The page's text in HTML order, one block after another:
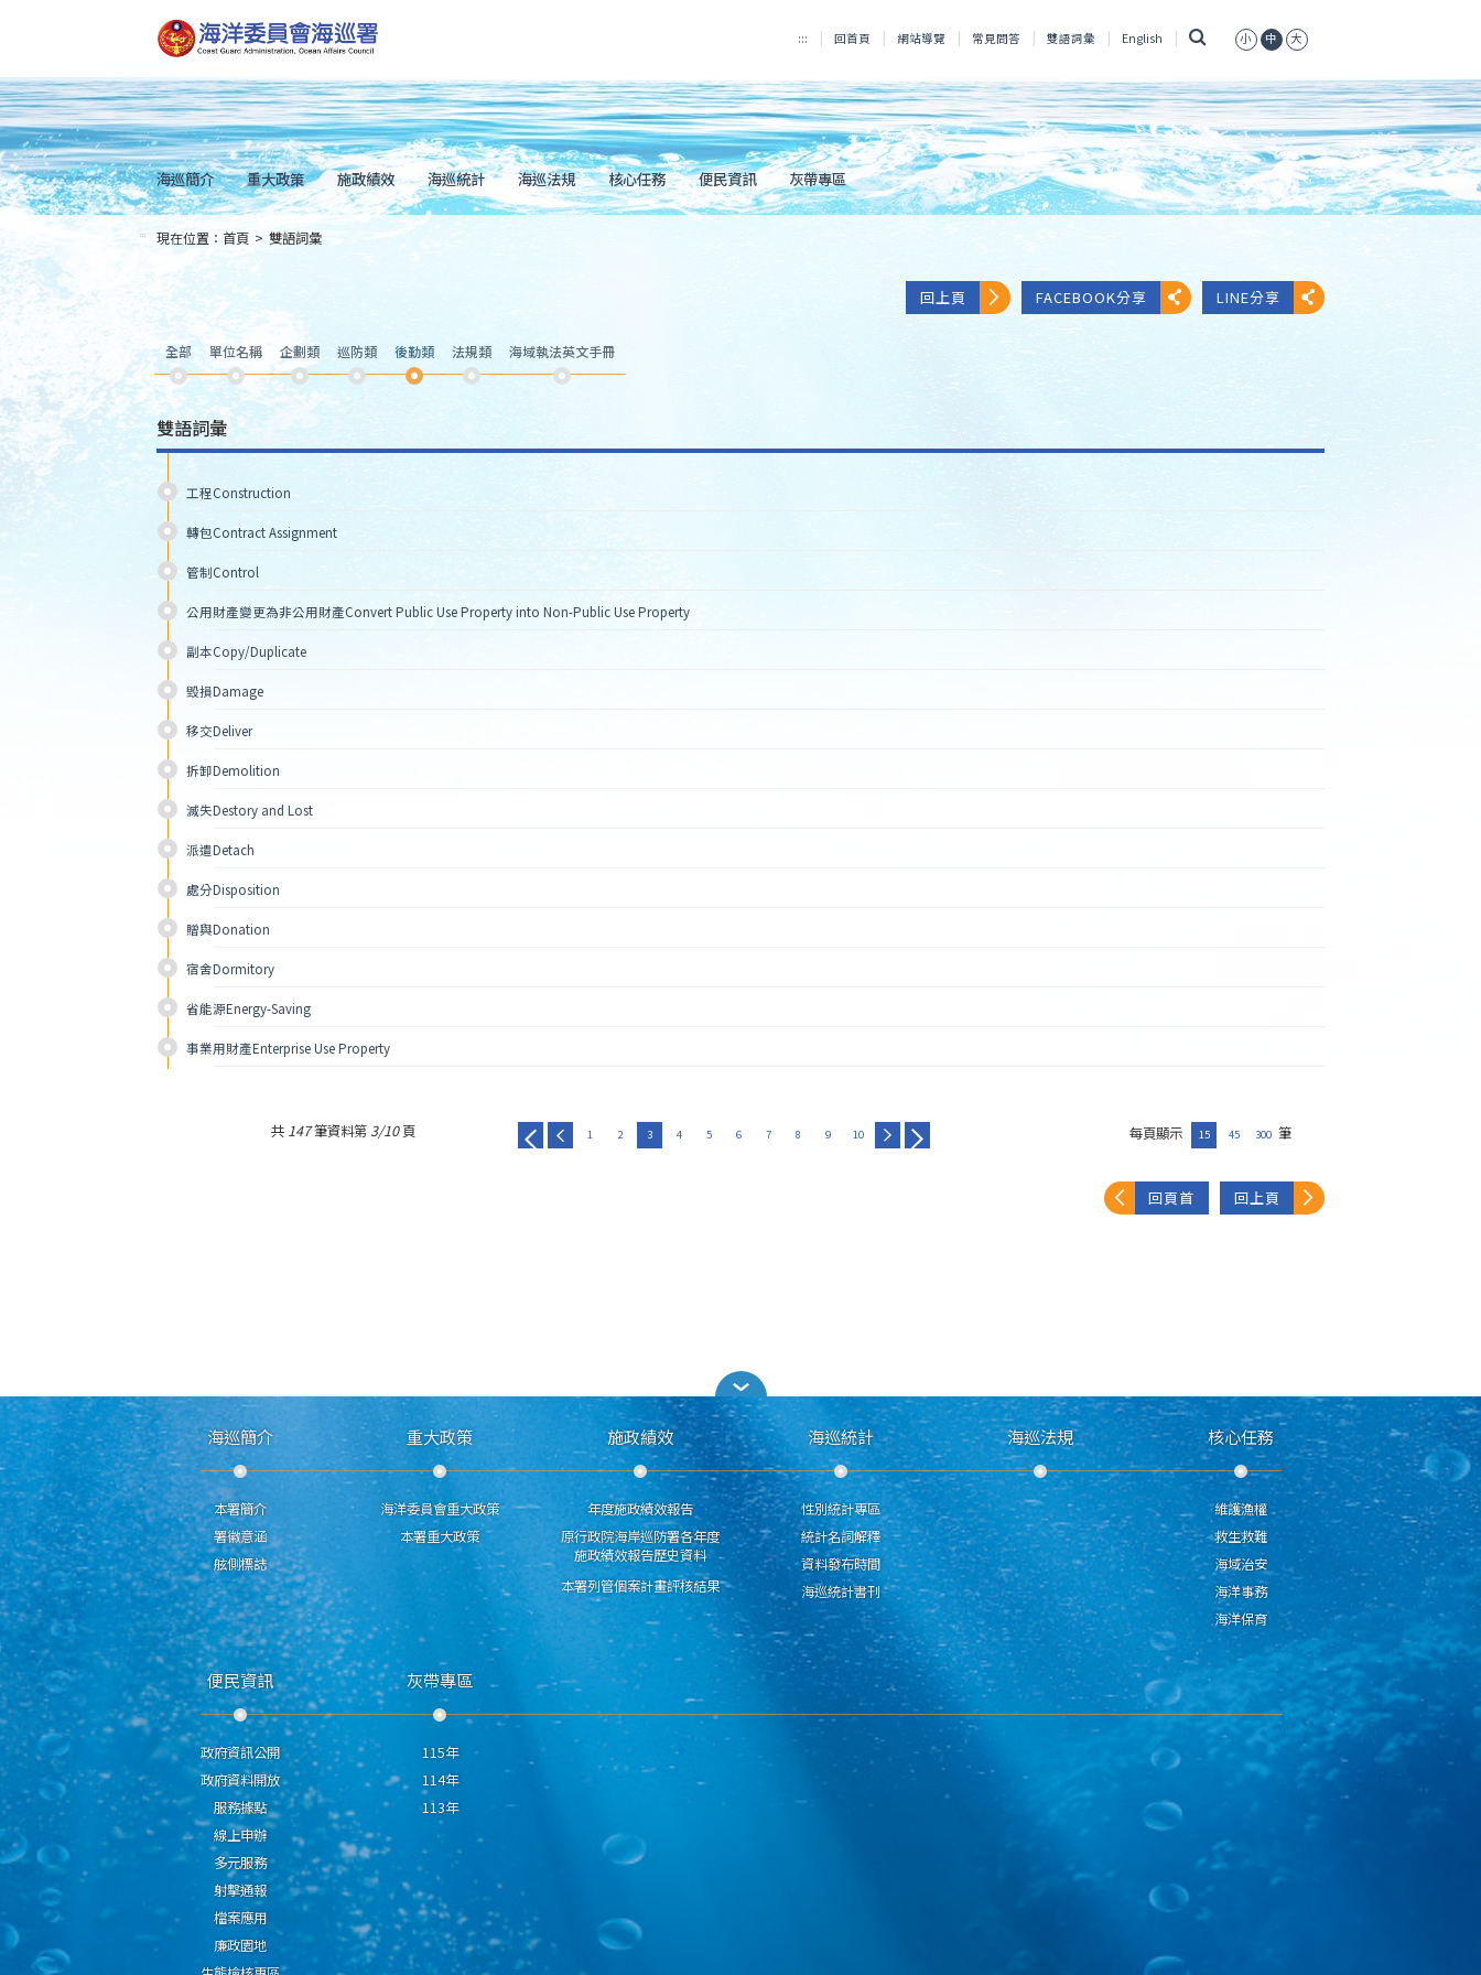
到
主
內
容
Skip
to
main
content
::: 回首頁 網站導覽 常見問答 雙語詞彙 English 小 中 大
海巡簡介 重大政策 施政績效 海巡統計 海巡法規 核心任務 便民資訊 灰帶專區
::: 現在位置： 首頁 > 雙語詞彙
回上頁 FACEBOOK分享 LINE分享
全部 單位名稱 企劃類 巡防類 後勤類 法規類 海域執法英文手冊
雙語詞彙
工程Construction
轉包Contract Assignment
管制Control
公用財產變更為非公用財產Convert Public Use Property into Non-Public Use Property
副本Copy/Duplicate
毀損Damage
移交Deliver
拆卸Demolition
滅失Destory and Lost
派遣Detach
處分Disposition
贈與Donation
宿舍Dormitory
省能源Energy-Saving
事業用財產Enterprise Use Property
共 147筆資料第 3/10頁 1 2 3 4 5 6 7 8 9 10 每頁顯示 15 45 300 筆
回頁首 回上頁
海巡簡介
本署簡介
署徽意涵
舷側標誌
重大政策
海洋委員會重大政策
本署重大政策
施政績效
年度施政績效報告
原行政院海岸巡防署各年度
施政績效報告歷史資料
本署列管個案計畫評核結果
海巡統計
性別統計專區
統計名詞解釋
資料發布時間
海巡統計書刊
海巡法規 核心任務
維護漁權
救生救難
海域治安
海洋事務
海洋保育
便民資訊
政府資訊公開
政府資料開放
服務據點
線上申辦
多元服務
射擊通報
檔案應用
廉政園地
灰帶專區
115年
114年
113年